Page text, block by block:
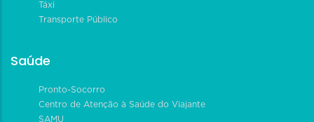
Táxi
Transporte Público
Saúde
Pronto-Socorro
Centro de Atenção à Saúde do Viajante
SAMU